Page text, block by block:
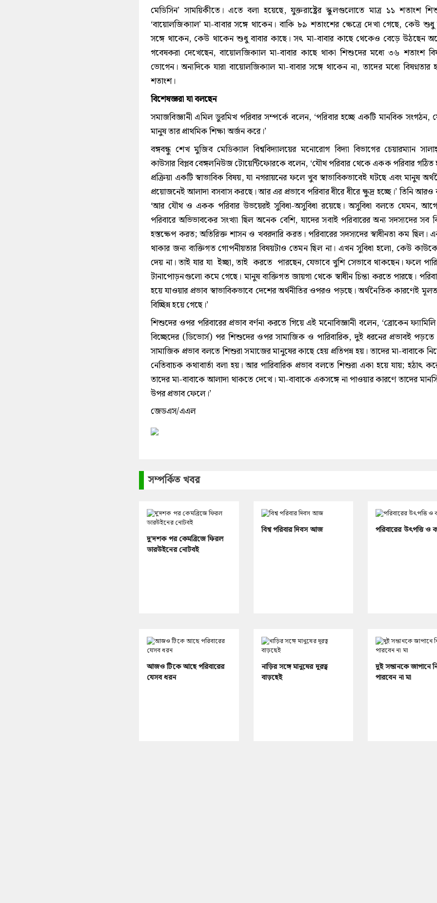
মেডিসিন’ সাময়িকীতে। এতে বলা হয়েছে, যুক্তরাষ্ট্রের স্কুলগুলোতে মাত্র ১১ শতাংশ
‘বায়োলজিক্যাল’ মা-বাবার সঙ্গে থাকেন। বাকি ৮৯ শতাংশের ক্ষেত্রে দেখা গেছে, কেউ শুধু
সঙ্গে থাকেন, কেউ থাকেন শুধু বাবার কাছে। সৎ মা-বাবার কাছে থেকেও বেড়ে উঠছেন
গবেষকরা দেখেছেন, বায়োলজিক্যাল মা-বাবার কাছে থাকা শিশুদের মধ্যে ৩৬ শতাংশ
ভোগেন। অন্যদিকে যারা বায়োলজিক্যাল মা-বাবার সঙ্গে থাকেন না, তাদের মধ্যে বিষণ্নতার
শতাংশ।
বিশেষজ্ঞরা যা বলছেন
সমাজবিজ্ঞানী এমিল ডুরমিখ পরিবার সম্পর্কে বলেন, ‘পরিবার হচ্ছে একটি মানবিক সংগঠন,
মানুষ তার প্রাথমিক শিক্ষা অর্জন করে।’
বঙ্গবন্ধু শেখ মুজিব মেডিক্যাল বিশ্ববিদ্যালয়ের মনোরোগ বিদ্যা বিভাগের চেয়ারম্যান
কাউসার বিপ্লব বেঙ্গলনিউজ টোয়েন্টিফোরকে বলেন, ‘যৌথ পরিবার থেকে একক পরিবার গঠিত
প্রক্রিয়া একটি স্বাভাবিক বিষয়, যা নগরায়নের ফলে খুব স্বাভাবিকভাবেই ঘটছে এবং মানুষ
প্রয়োজনেই আলাদা বসবাস করছে। আর এর প্রভাবে পরিবার ধীরে ধীরে ক্ষুদ্র হচ্ছে।’ তিনি
‘আর যৌথ ও একক পরিবার উভয়েরই সুবিধা-অসুবিধা রয়েছে। অসুবিধা বলতে যেমন,
পরিবারে অভিভাবকের সংখ্যা ছিল অনেক বেশি, যাদের সবাই পরিবারের অন্য সদস্যদের সব
হস্তক্ষেপ করত; অতিরিক্ত শাসন ও খবরদারি করত। পরিবারের সদস্যদের স্বাধীনতা কম ছিল।
থাকার জন্য ব্যক্তিগত গোপনীয়তার বিষয়টাও তেমন ছিল না। এখন সুবিধা হলো, কেউ কাউকে
দেয় না। তাই যার যা ইচ্ছা, তাই করতে পারছেন, যেভাবে খুশি সেভাবে থাকছেন। ফলে
টানাপোড়নগুলো কমে গেছে। মানুষ ব্যক্তিগত জায়গা থেকে স্বাধীন চিন্তা করতে পারছে।
হয়ে যাওয়ার প্রভাব স্বাভাবিকভাবে দেশের অর্থনীতির ওপরও পড়ছে। অর্থনৈতিক কারণেই
বিচ্ছিন্ন হয়ে গেছে।’
শিশুদের ওপর পরিবারের প্রভাব বর্ণনা করতে গিয়ে এই মনোবিজ্ঞানী বলেন, ‘ব্রোকেন ফ্যামিলি
বিচ্ছেদের (ডিভোর্স) পর শিশুদের ওপর সামাজিক ও পারিবারিক, দুই ধরনের প্রভাবই পড়তে
সামাজিক প্রভাব বলতে শিশুরা সমাজের মানুষের কাছে হেয় প্রতিপন্ন হয়। তাদের মা-বাবাকে
নেতিবাচক কথাবার্তা বলা হয়। আর পারিবারিক প্রভাব বলতে শিশুরা একা হয়ে যায়; হঠাৎ
তাদের মা-বাবাকে আলাদা থাকতে দেখে। মা-বাবাকে একসঙ্গে না পাওয়ার কারণে তাদের
উপর প্রভাব ফেলে।’
জেডএস/এএল
সম্পর্কিত খবর
দু’দশক পর কেমব্রিজে ফিরল
ডারউইনের নোটবই
বিশ্ব পরিবার দিবস আজ পরিবারের উৎপত্তি ও
আজও টিকে আছে পরিবারের
যেসব ধরন
নাড়ির সঙ্গে মানুষের দূরত্ব
বাড়ছেই
দুই সন্তানকে জাপানে
পারবেন না মা